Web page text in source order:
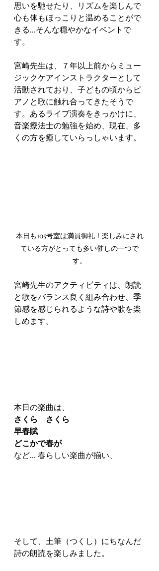
思いを馳せたり、リズムを楽しんで
心も体もほっこりと温めることがで
きる...そんな穏やかなイベントで
す。
宮崎先生は、７年以上前からミュー
ジックケアインストラクターとして
活動されており、子どもの頃からピ
アノと歌に触れ合ってきたそうで
す。あるライブ演奏をきっかけに、
音楽療法士の勉強を始め、現在、多
くの方を癒していらっしゃいます。
本日も105号室は満員御礼！楽しみにされ
ている方がとっても多い催しの一つで
す。
宮崎先生のアクティビティは、朗読
と歌をバランス良く組み合わせ、季
節感を感じられるような詩や歌を楽
しめます。
本日の楽曲は、
さくら　さくら
早春賦
どこかで春が
など... 春らしい楽曲が揃い、
そして、土筆（つくし）にちなんだ
詩の朗読を楽しみました。